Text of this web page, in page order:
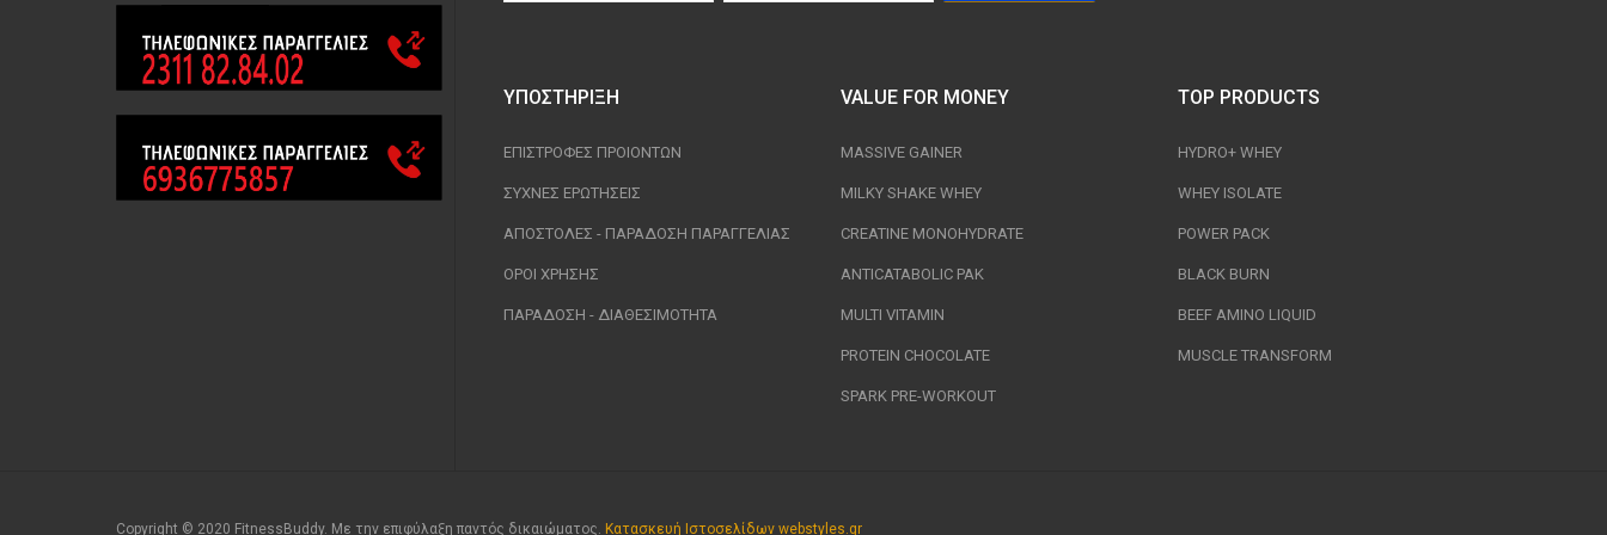
ΥΠΟΣΤΉΡΙΞΗ
ΕΠΙΣΤΡΟΦΈΣ ΠΡΟΙΟΝΤΩΝ
ΣΥΧΝΈΣ ΕΡΩΤΉΣΕΙΣ
ΑΠΟΣΤΟΛΈΣ - ΠΑΡΆΔΟΣΗ ΠΑΡΑΓΓΕΛΊΑΣ
ΟΡΟΙ ΧΡΉΣΗΣ
ΠΑΡΑΔΟΣΗ - ΔΙΑΘΕΣΙΜΌΤΗΤΑ
VALUE FOR MONEY
MASSIVE GAINER
MILKY SHAKE WHEY
CREATINE MONOHYDRATE
ANTICATABOLIC PAK
MULTI VITAMIN
PROTEIN CHOCOLATE
SPARK PRE-WORKOUT
TOP PRODUCTS
HYDRO+ WHEY
WHEY ISOLATE
POWER PACK
BLACK BURN
BEEF AMINO LIQUID
MUSCLE TRANSFORM
Copyright © 2020 FitnessBuddy. Με την επιφύλαξη παντός δικαιώματος. Κατασκευή Ιστοσελίδων webstyles.gr